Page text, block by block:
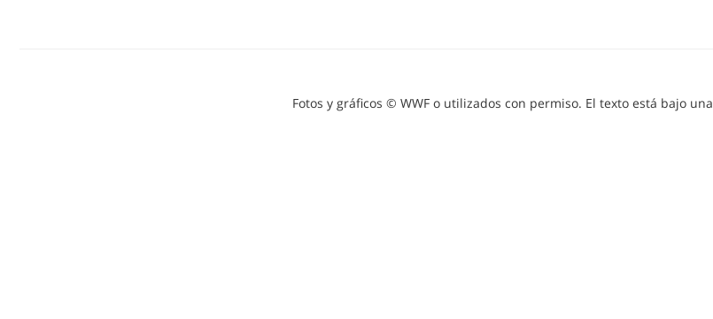
Fotos y gráficos © WWF o utilizados con permiso. El texto está bajo una